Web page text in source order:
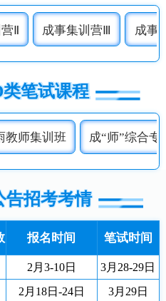
Ⅱ 成事集训营Ⅲ 成事
笔试课程
教师集训班 成“师”综合专
告招考考情
报名时间 笔试时间
2月3-10日
3月28-29日
2月18日-24日
3月29日